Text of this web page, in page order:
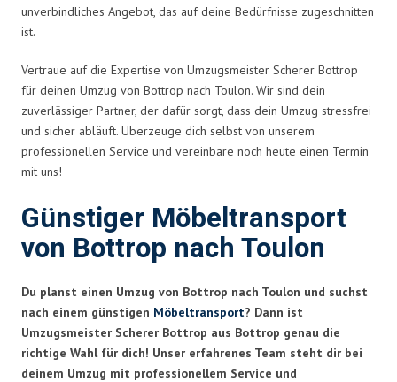
unverbindliches Angebot, das auf deine Bedürfnisse zugeschnitten
ist.
Vertraue auf die Expertise von Umzugsmeister Scherer Bottrop
für deinen Umzug von Bottrop nach Toulon. Wir sind dein
zuverlässiger Partner, der dafür sorgt, dass dein Umzug stressfrei
und sicher abläuft. Überzeuge dich selbst von unserem
professionellen Service und vereinbare noch heute einen Termin
mit uns!
Günstiger Möbeltransport
von Bottrop nach Toulon
Du planst einen Umzug von Bottrop nach Toulon und suchst
nach einem günstigen Möbeltransport? Dann ist
Umzugsmeister Scherer Bottrop aus Bottrop genau die
richtige Wahl für dich! Unser erfahrenes Team steht dir bei
deinem Umzug mit professionellem Service und